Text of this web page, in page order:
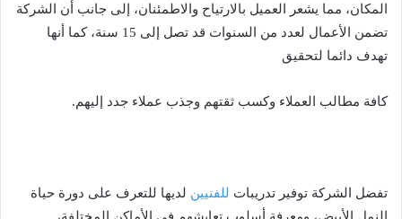
المكان، مما يشعر العميل بالارتياح والاطمئنان، إلى جانب أن الشركة
تضمن الأعمال لعدد من السنوات قد تصل إلى 15 سنة، كما أنها
تهدف دائما لتحقيق
كافة مطالب العملاء وكسب ثقتهم وجذب عملاء جدد إليهم.
تفضل الشركة توفير تدريبات للفنيين لديها للتعرف على دورة حياة
النمل الأبيض، ومعرفة أسلوب تعايشهم في الأماكن المختلفة،